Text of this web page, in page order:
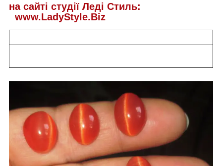
на сайті студії Леді Стиль:
www.LadyStyle.Biz